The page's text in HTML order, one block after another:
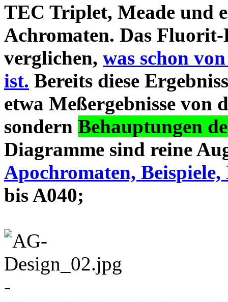
TEC Triplet, Meade und
Achromaten. Das
verglichen, was schon
ist. Bereits diese
etwa Meßergebnisse von
sondern Behauptungen
Diagramme sind reine
Apochromaten, Beispiele,
bis A040;
-